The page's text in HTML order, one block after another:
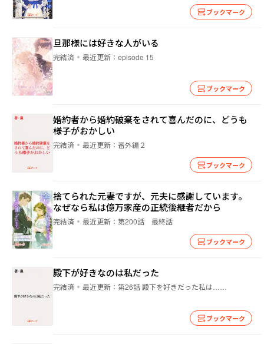
ブックマーク
旦那様には好きな人がいる
完結済 最近更新： episode 15
ブックマーク
婚約者から婚約破棄をされて喜んだのに、どうも
様子がおかしい
完結済 最近更新： 番外編２
ブックマーク
捨てられた元妻ですが、元夫に感謝しています。
なぜなら私は億万家産の正統後継者だから
完結済 最近更新： 第200話 最終話
ブックマーク
殿下が好きなのは私だった
完結済 最近更新： 第26話 殿下を好きだった私は……
ブックマーク